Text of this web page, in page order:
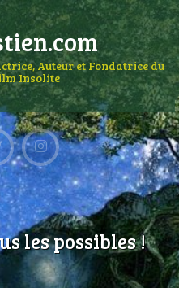
Auteur et Fondatrice du
Insolite
les possibles !